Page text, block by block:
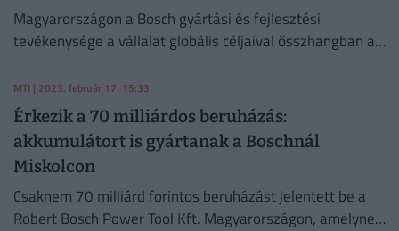
Magyarországon a Bosch gyártási és fejlesztési
tevékenysége a vállalat globális céljaival összhangban a
támogatják. Legördült a tízmilliomodik elektromos
kormánymű a maklári telephelyen.
MTI | 2023. február 17. 15:33
Érkezik a 70 milliárdos beruházás:
akkumulátort is gyártanak a Boschnál
Miskolcon
Csaknem 70 milliárd forintos beruházást jelentett be a
Robert Bosch Power Tool Kft. Magyarországon, amelynek